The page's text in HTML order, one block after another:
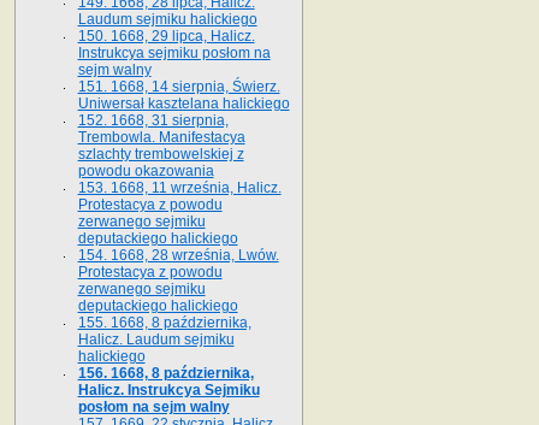
Laudum sejmiku halickiego
150. 1668, 29 lipca, Halicz.
Instrukcya sejmiku posłom na
sejm walny
151. 1668, 14 sierpnia, Świerz.
Uniwersał kasztelana halickiego
152. 1668, 31 sierpnia,
Trembowla. Manifestacya
szlachty trembowelskiej z
powodu okazowania
153. 1668, 11 września, Halicz.
Protestacya z powodu
zerwanego sejmiku
deputackiego halickiego
154. 1668, 28 września, Lwów.
Protestacya z powodu
zerwanego sejmiku
deputackiego halickiego
155. 1668, 8 października,
Halicz. Laudum sejmiku
halickiego
156. 1668, 8 października,
Halicz. Instrukcya Sejmiku
posłom na sejm walny